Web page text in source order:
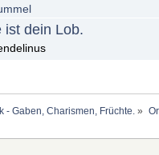
ist dein Lob.
- Gaben, Charismen, Früchte. »